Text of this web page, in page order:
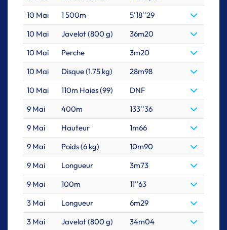
10 Mai
1 500m
5'18''29
10 Mai
Javelot (800 g)
36m20
10 Mai
Perche
3m20
10 Mai
Disque (1.75 kg)
28m98
10 Mai
110m Haies (99)
DNF
9 Mai
400m
133''36
9 Mai
Hauteur
1m66
9 Mai
Poids (6 kg)
10m90
9 Mai
Longueur
3m73
9 Mai
100m
11''63
3 Mai
Longueur
6m29
3 Mai
Javelot (800 g)
34m04